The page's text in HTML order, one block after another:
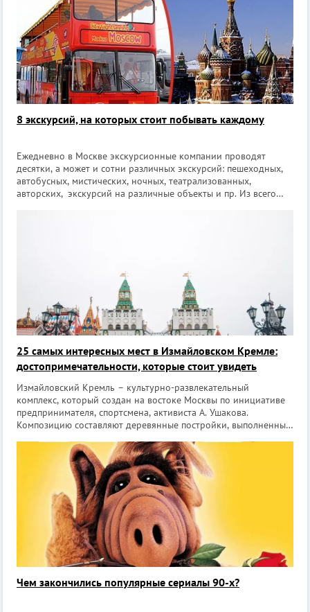
8 экскурсий, на которых стоит побывать каждому
Ежедневно в Москве экскурсионные компании проводят
десятки, а может и сотни различных экскурсий: пешеходных,
автобусных, мистических, ночных, театрализованных,
авторских, экскурсий на различные объекты и пр. Из всего
25 самых интересных мест в Измайловском Кремле:
достопримечательности, которые стоит увидеть
Измайловский Кремль – культурно-развлекательный
комплекс, который создан на востоке Москвы по инициативе
предпринимателя, спортсмена, активиста А. Ушакова.
Композицию составляют деревянные постройки, выполненные
продлились с 1998 по 2007 год.
Чем закончились популярные сериалы 90-х?